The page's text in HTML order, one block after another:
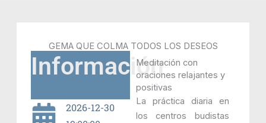
GEMA QUE COLMA TODOS LOS DESEOS
Información
2026-12-30
Meditación con
oraciones relajantes y
positivas
La práctica diaria en
los centros budistas